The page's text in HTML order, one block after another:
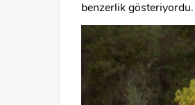
benzerlik gösteriyordu.